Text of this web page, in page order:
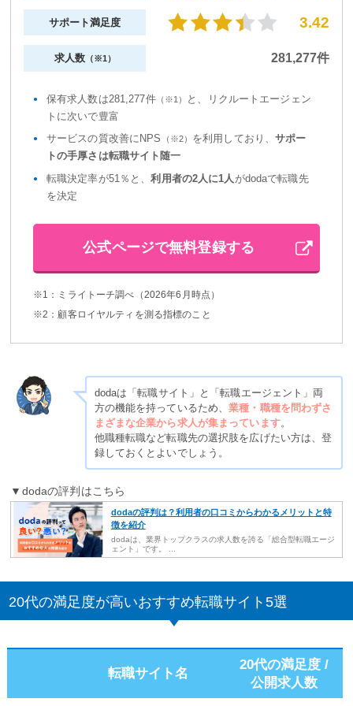
サポート満足度 3.42
求人数（※1） 281,277件
保有求人数は281,277件（※1）
と、リクルートエージェン
トに次いで豊富
サービスの質改善にNPS
（※2） を利用しており、サポー
トの手厚さは転職サイト随一
転職決定率が51％と、利用者の2人に1人 がdodaで転職先
を決定
公式ページで無料登録する
※1：ミライトーチ調べ（2026年6月時点）
※2：顧客ロイヤルティを測る指標のこと
dodaは「転職サイト」と「転職エージェント」両
方の機能を持っているため、業種・職種を問わずさ
まざまな企業から求人が集まっています。
他職種転職など転職先の選択肢を広げたい方は、登
録しておくとよいでしょう。
▼dodaの評判はこちら
dodaの評判は？利用者の口コミからわかるメリットと特
徴を紹介
dodaは、業界トップクラスの求人数を誇る「総合型転職エージ
ェント」です。 ...
20代の満足度が高いおすすめ転職サイト5選
転職サイト名
20代の満足度 /
公開求人数